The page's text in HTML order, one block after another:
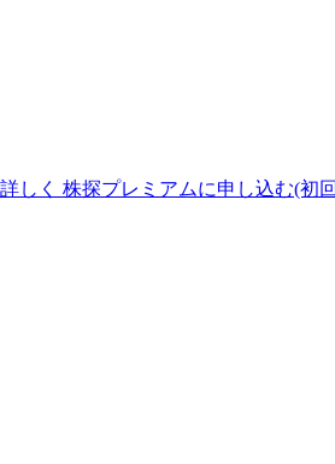
しく 株探プレミアムに申し込む(初